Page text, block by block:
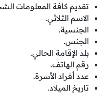
تقديم كافة المعلومات
الاسم الثلاثي.
الجنسية.
الجنس.
بلد الإقامة الحالي.
رقم الهاتف.
عدد أفراد الأسرة.
تاريخ الميلاد.